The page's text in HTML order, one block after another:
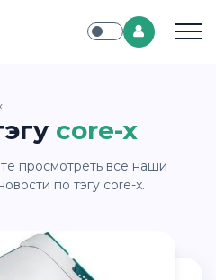
core-x
по тэгу core-x.